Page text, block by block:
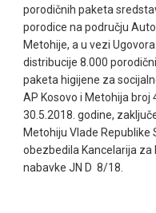
porodičnih paketa
porodice na području
Metohije, a u vezi
distribucije 8.000
paketa higijene za
AP Kosovo i Metohija
30.5.2018. godine,
Metohiju Vlade Republike
obezbedila Kancelarija za
nabavke JN D 8/18.